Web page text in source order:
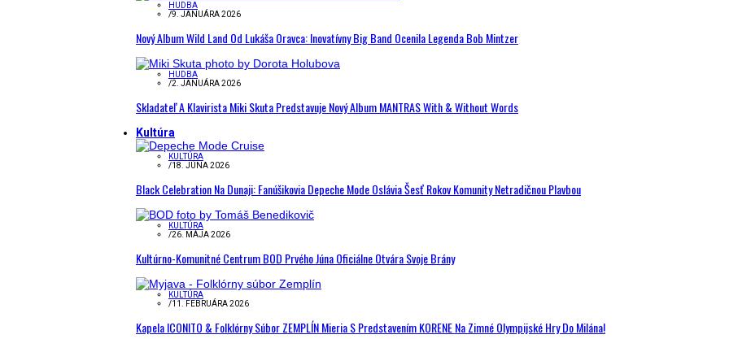
HUDBA
/9. JANUÁRA 2026
Nový Album Wild Land Od Lukáša Oravca: Inovatívny Big Band Ocenila Legenda Bob Mintzer
HUDBA
/2. JANUÁRA 2026
Skladateľ A Klavirista Miki Skuta Predstavuje Nový Album MANTRAS With & Without Words
Kultúra
KULTÚRA
/18. JÚNA 2026
Black Celebration Na Dunaji: Fanúšikovia Depeche Mode Oslávia Šesť Rokov Komunity Netradičnou Plavbou
KULTÚRA
/26. MÁJA 2026
Kultúrno-Komunitné Centrum BOD Prvého Júna Oficiálne Otvára Svoje Brány
KULTÚRA
/11. FEBRUÁRA 2026
Kapela ICONITO & Folklórny Súbor ZEMPLÍN Mieria S Predstavením KORENE Na Zimné Olympijské Hry Do Milána!